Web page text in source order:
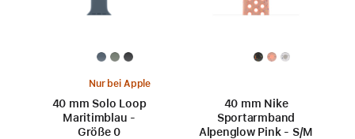
Nur bei Apple
40 mm Solo Loop
Maritimblau -
Größe 0
40 mm Nike
Sportarmband
Alpenglow Pink - S/M